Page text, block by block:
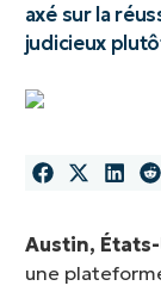
axé sur la
judicieux
Austin,
une